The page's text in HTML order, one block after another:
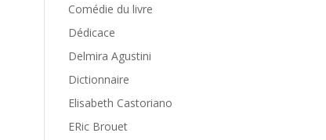
Comédie du livre
Dédicace
Delmira Agustini
Dictionnaire
Elisabeth Castoriano
ERic Brouet